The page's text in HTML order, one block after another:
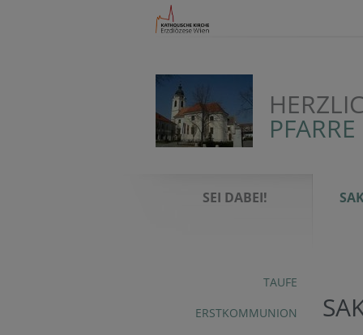
SEI DABEI!
TAUFE
ERSTKOMMUNION